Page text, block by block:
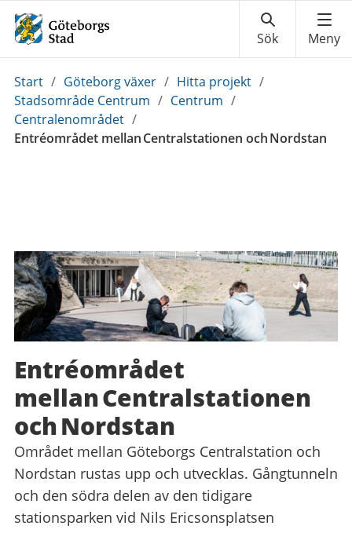
Du
är
här:
Start / Göteborg växer / Hitta projekt /
Stadsområde Centrum / Centrum /
Centralenområdet /
Entréområdet mellan Centralstationen och Nordstan
Entréområdet
mellan Centralstationen
och Nordstan
Området mellan Göteborgs Centralstation och
Nordstan rustas upp och utvecklas. Gångtunneln
och den södra delen av den tidigare
stationsparken vid Nils Ericsonsplatsen